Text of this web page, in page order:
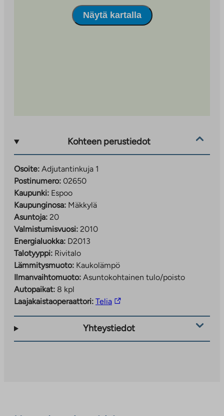
Näytä kartalla
Kohteen perustiedot
Osoite: Adjutantinkuja 1
Postinumero: 02650
Kaupunki: Espoo
Kaupunginosa: Mäkkylä
Asuntoja: 20
Valmistumisvuosi: 2010
Energialuokka: D2013
Talotyyppi: Rivitalo
Lämmitysmuoto: Kaukolämpö
Ilmanvaihtomuoto: Asuntokohtainen tulo/poisto
Autopaikat: 8 kpl
Laajakaistaoperaattori: TeliaLinkki
ulkopuoliseen
Yhteystiedot